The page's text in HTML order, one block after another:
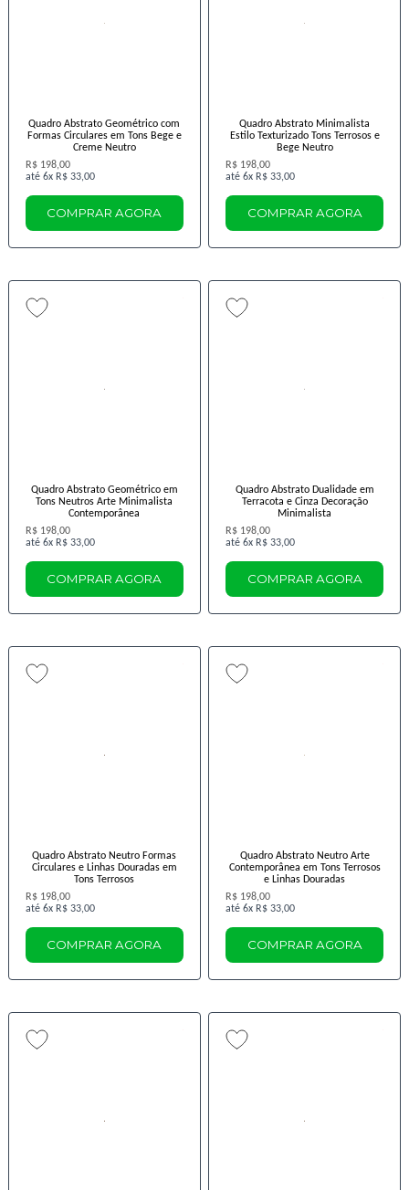
Quadro Abstrato Geométrico com
Formas Circulares em Tons Bege e
Creme Neutro
R$ 198,00
6x R$ 33,00
COMPRAR AGORA
Quadro Abstrato Minimalista
Estilo Texturizado Tons Terrosos e
Bege Neutro
R$ 198,00
6x R$ 33,00
COMPRAR AGORA
Quadro Abstrato Geométrico em
Tons Neutros Arte Minimalista
Contemporânea
R$ 198,00
6x R$ 33,00
COMPRAR AGORA
Quadro Abstrato Dualidade em
Terracota e Cinza Decoração
Minimalista
R$ 198,00
6x R$ 33,00
COMPRAR AGORA
Quadro Abstrato Neutro Formas
Circulares e Linhas Douradas em
Tons Terrosos
R$ 198,00
6x R$ 33,00
COMPRAR AGORA
Quadro Abstrato Neutro Arte
Contemporânea em Tons Terrosos
e Linhas Douradas
R$ 198,00
6x R$ 33,00
COMPRAR AGORA